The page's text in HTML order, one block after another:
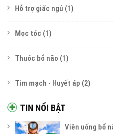
Hỗ trợ giấc ngủ (1)
Mọc tóc (1)
Thuốc bổ não (1)
Tim mạch - Huyết áp (2)
TIN NỔI BẬT
Viên uống bổ